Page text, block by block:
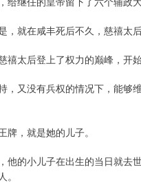
，就在咸丰死后不久，慈禧太
禧太后登上了权力的巅峰，开
，又没有兵权的情况下，能够
牌，就是她的儿子。
他的小儿子在出生的当日就去